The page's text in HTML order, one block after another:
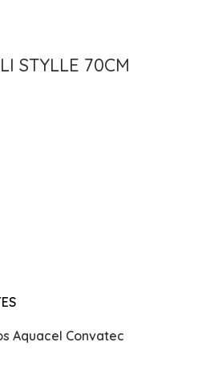
STYLLE 70CM
Aquacel Convatec